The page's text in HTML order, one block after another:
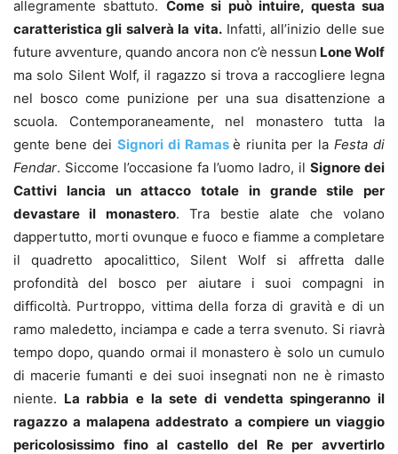
allegramente sbattuto. Come si può intuire, questa sua
caratteristica gli salverà la vita.Infatti, all’inizio delle sue
future avventure, quando ancora non c’è nessun Lone Wolf
ma solo Silent Wolf, il ragazzo si trova a raccogliere legna
nel bosco come punizione per una sua disattenzione a
scuola. Contemporaneamente, nel monastero tutta la
gente bene dei Signori di Ramasè riunita per laFesta di
Fendar. Siccome l’occasione fa l’uomo ladro, il Signore dei
Cattivi lancia un attacco totale in grande stile per
devastare il monastero. Tra bestie alate che volano
dappertutto, morti ovunque e fuoco e fiamme a completare
il quadretto apocalittico, Silent Wolf si affretta dalle
profondità del bosco per aiutare i suoi compagni in
difficoltà. Purtroppo, vittima della forza di gravità e di un
ramo maledetto, inciampa e cade a terra svenuto. Si riavrà
tempo dopo, quando ormai il monastero è solo un cumulo
di macerie fumanti e dei suoi insegnati non ne è rimasto
niente. La rabbia e la sete di vendetta spingeranno il
ragazzo a malapena addestrato a compiere un viaggio
pericolosissimo fino al castello del Re per avvertirlo